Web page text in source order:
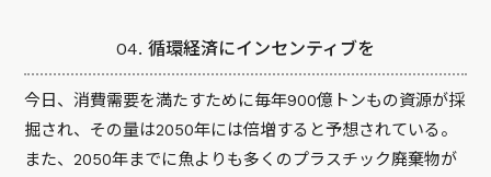
04. 循環経済にインセンティブを
今日、消費需要を満たすために毎年900億トンもの資源が採
掘され、その量は2050年には倍増すると予想されている。
また、2050年までに魚よりも多くのプラスチック廃棄物が